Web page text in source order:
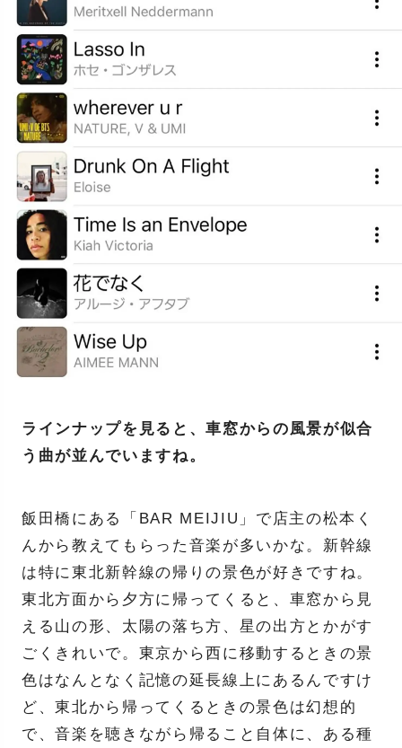
ラインナップを見ると、車窓からの風景が似合
う曲が並んでいますね。
飯田橋にある「BAR MEIJIU」で店主の松本く
んから教えてもらった音楽が多いかな。新幹線
は特に東北新幹線の帰りの景色が好きですね。
東北方面から夕方に帰ってくると、車窓から見
える山の形、太陽の落ち方、星の出方とかがす
ごくきれいで。東京から西に移動するときの景
色はなんとなく記憶の延長線上にあるんですけ
ど、東北から帰ってくるときの景色は幻想的
で、音楽を聴きながら帰ること自体に、ある種